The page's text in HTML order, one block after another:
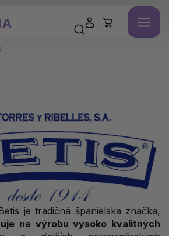
je tradičná španielska značka,
na výrobu vysoko kvalitných